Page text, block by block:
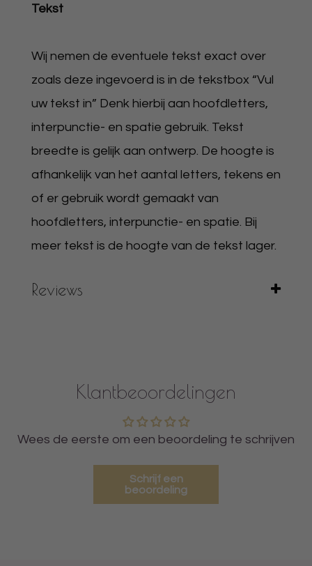
Tekst
Wij nemen de eventuele tekst exact over
zoals deze ingevoerd is in de tekstbox “Vul
uw tekst in” Denk hierbij aan hoofdletters,
interpunctie- en spatie gebruik. Tekst
breedte is gelijk aan ontwerp. De hoogte is
afhankelijk van het aantal letters, tekens en
of er gebruik wordt gemaakt van
hoofdletters, interpunctie- en spatie. Bij
meer tekst is de hoogte van de tekst lager.
Reviews
Klantbeoordelingen
Wees de eerste om een beoordeling te schrijven
Schrijf een
beoordeling